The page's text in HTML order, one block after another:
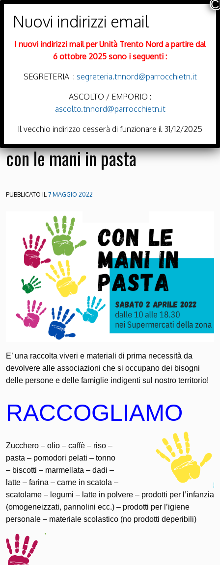
Trento Nord
DIOCESI DI TRENTO
con le mani in pasta
PUBBLICATO IL7 MAGGIO 2022
E’ una raccolta viveri e materiali di prima necessità da
devolvere alle associazioni che si occupano dei bisogni
delle persone e delle famiglie indigenti sul nostro territorio!
RACCOGLIAMO
Zucchero – olio – caffè – riso –
pasta – pomodori pelati – tonno
– biscotti – marmellata – dadi –
latte – farina – carne in scatola –
scatolame – legumi – latte in polvere – prodotti per l’infanzia
(omogeneizzati, pannolini ecc.) – prodotti per l’igiene
personale – materiale scolastico (no prodotti deperibili)
I nuovi indirizzi mail per Unità Trento Nord a partire dal
6 ottobre 2025 sono i seguenti :
SEGRETERIA : segreteria.tnnord@parrocchietn.it
ASCOLTO / EMPORIO :
ascolto.tnnord@parrocchietn.it
Il vecchio indirizzo cesserà di funzionare il 31/12/2025